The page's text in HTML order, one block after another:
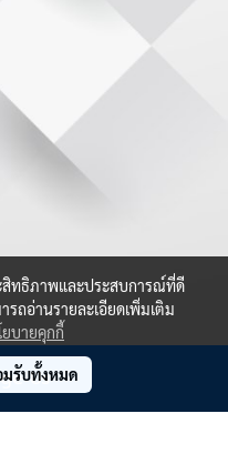
Us
ด - สงวนสิทธิ์ทุกประการ
สิทธิภาพและประสบการณ์ที่ดี
รถอ่านรายละเอียดเพิ่มเติม
ยบายคุกกี้
มรับทั้งหมด